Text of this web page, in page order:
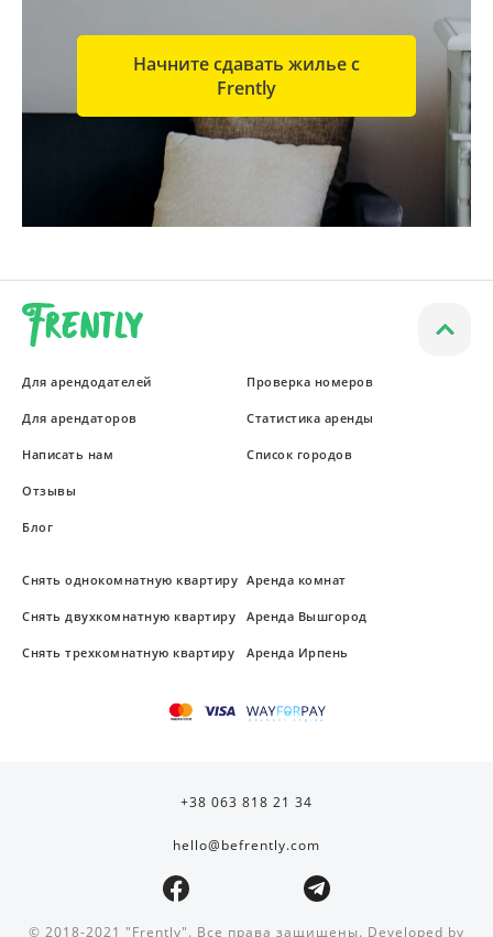
Начните сдавать жилье с
Frently
Для арендодателей
Для арендаторов
Написать нам
Отзывы
Блог
Проверка номеров
Статистика аренды
Список городов
Снять однокомнатную квартиру
Снять двухкомнатную квартиру
Снять трехкомнатную квартиру
Аренда комнат
Аренда Вышгород
Аренда Ирпень
+38 063 818 21 34
hello@befrently.com
© 2018-2021 "Frently". Все права защищены. Developed by